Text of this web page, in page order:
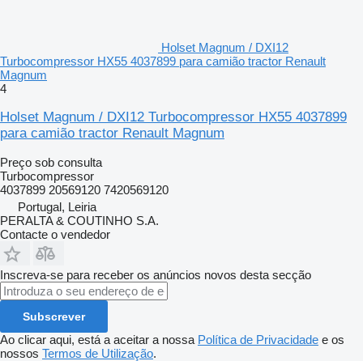
Holset Magnum / DXI12
Turbocompressor HX55 4037899 para camião tractor Renault
Magnum
4
Holset Magnum / DXI12 Turbocompressor HX55 4037899
para camião tractor Renault Magnum
Preço sob consulta
Turbocompressor
4037899 20569120 7420569120
Portugal, Leiria
PERALTA & COUTINHO S.A.
Contacte o vendedor
Inscreva-se para receber os anúncios novos desta secção
Subscrever
Ao clicar aqui, está a aceitar a nossa Política de Privacidade e os
nossos Termos de Utilização.